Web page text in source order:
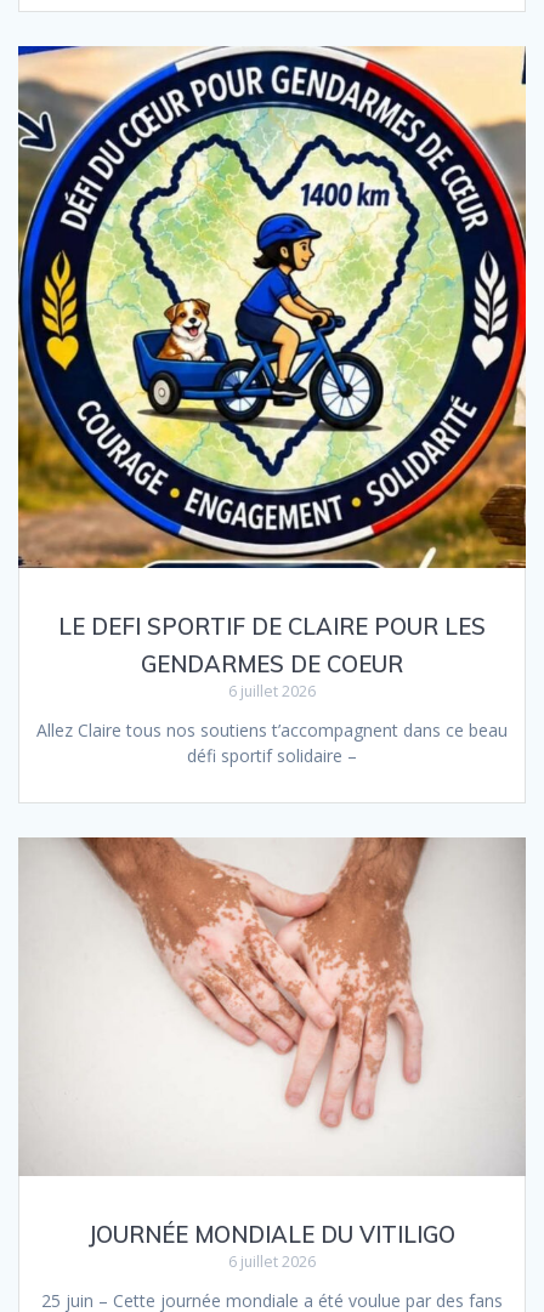
LE DEFI SPORTIF DE CLAIRE POUR LES
GENDARMES DE COEUR
6 juillet 2026
Allez Claire tous nos soutiens t’accompagnent dans ce beau
défi sportif solidaire –
JOURNÉE MONDIALE DU VITILIGO
6 juillet 2026
25 juin – Cette journée mondiale a été voulue par des fans